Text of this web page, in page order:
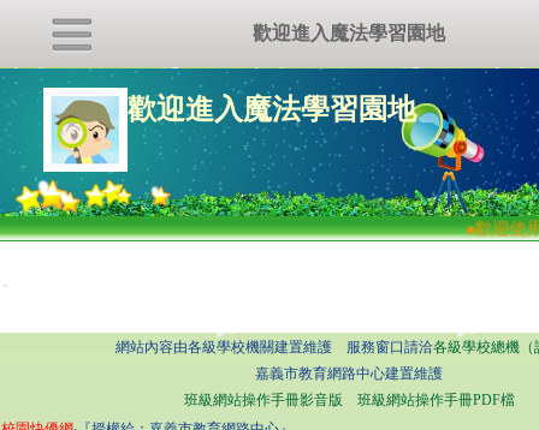
歡迎進入魔法學習園地
●歡迎使
:::
網站內容由各級學校機關建置維護 服務窗口請洽各級學校總機（
嘉義市教育網路中心建置維護
班級網站操作手冊影音版
班級網站操作手冊PDF檔
歡迎進入魔法學習園地